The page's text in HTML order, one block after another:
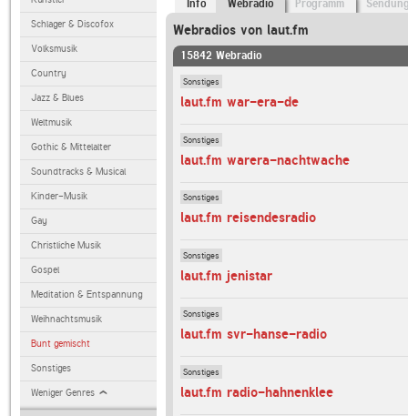
Schlager & Discofox
Volksmusik
Country
Jazz & Blues
Weltmusik
Gothic & Mittelalter
Soundtracks & Musical
Kinder-Musik
Gay
Christliche Musik
Gospel
Meditation & Entspannung
Weihnachtsmusik
Bunt gemischt
Sonstiges
Weniger Genres
Info Webradio Programm
Webradios von laut.fm
15842 Webradio
Sonstiges
laut.fm war-era-de
Sonstiges
laut.fm warera-nachtwache
Sonstiges
laut.fm reisendesradio
Sonstiges
laut.fm jenistar
Sonstiges
laut.fm svr-hanse-radio
Sonstiges
laut.fm radio-hahnenklee